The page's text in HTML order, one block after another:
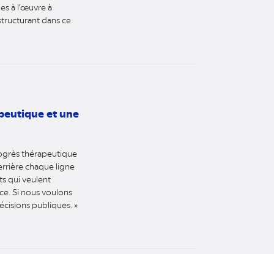
à l’œuvre à
dans ce
et une
thérapeutique
chaque ligne
qui veulent
Si nous voulons
publiques. »